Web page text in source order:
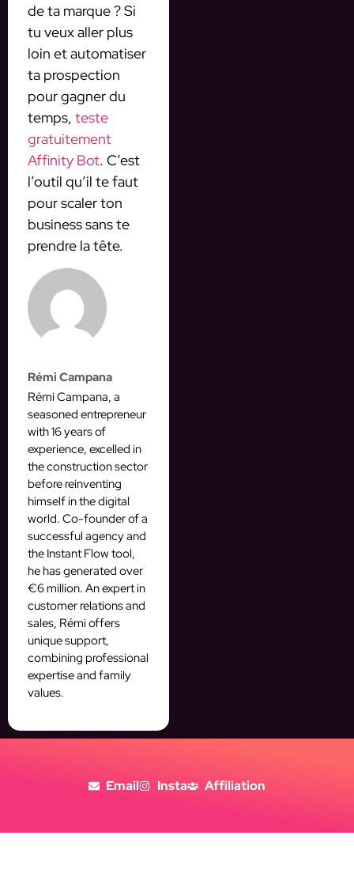
de ta marque ? Si
tu veux aller plus
loin et automatiser
ta prospection
pour gagner du
temps, teste
gratuitement
Affinity Bot. C’est
l’outil qu’il te faut
pour scaler ton
business sans te
prendre la tête.
Rémi Campana
Rémi Campana, a
seasoned entrepreneur
with 16 years of
experience, excelled in
the construction sector
before reinventing
himself in the digital
world. Co-founder of a
successful agency and
the Instant Flow tool,
he has generated over
€6 million. An expert in
customer relations and
sales, Rémi offers
unique support,
combining professional
expertise and family
values.
Email Insta Affiliation